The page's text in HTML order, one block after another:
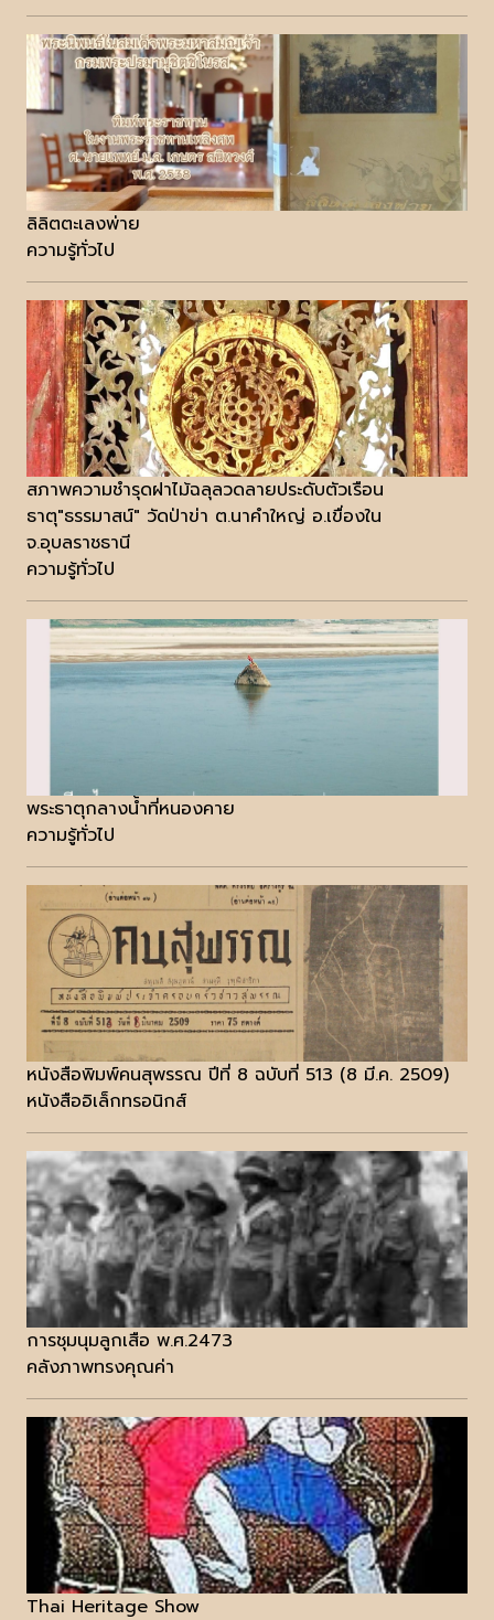
ลิลิตตะเลงพ่าย
ความรู้ทั่วไป
สภาพความชำรุดฝาไม้ฉลุลวดลายประดับตัวเรือน
ธาตุ"ธรรมาสน์" วัดป่าข่า ต.นาคำใหญ่ อ.เขื่องใน
จ.อุบลราชธานี
ความรู้ทั่วไป
พระธาตุกลางน้ำที่หนองคาย
ความรู้ทั่วไป
หนังสือพิมพ์คนสุพรรณ ปีที่ 8 ฉบับที่ 513 (8 มี.ค. 2509)
หนังสืออิเล็กทรอนิกส์
การชุมนุมลูกเสือ พ.ศ.2473
คลังภาพทรงคุณค่า
Thai Heritage Show